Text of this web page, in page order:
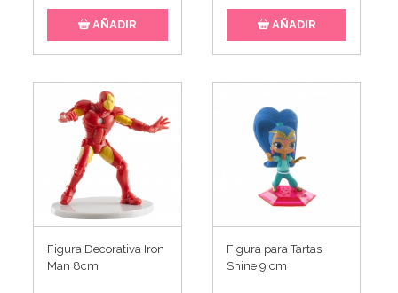
AÑADIR AÑADIR
Figura Decorativa Iron
Man 8cm
Figura para Tartas
Shine 9 cm